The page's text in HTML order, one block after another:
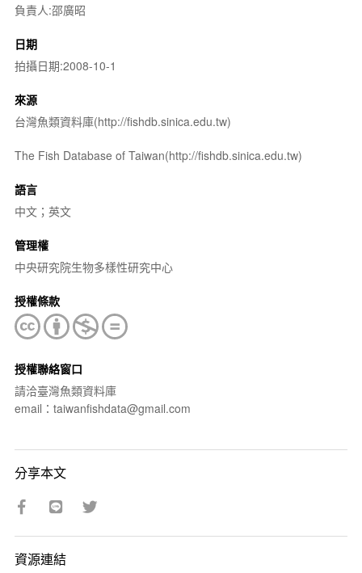
負責人:邵廣昭
日期
拍攝日期:2008-10-1
來源
台灣魚類資料庫(http://fishdb.sinica.edu.tw)
The Fish Database of Taiwan(http://fishdb.sinica.edu.tw)
語言
中文；英文
管理權
中央研究院生物多樣性研究中心
授權條款
授權聯絡窗口
請洽臺灣魚類資料庫
email：taiwanfishdata@gmail.com
分享本文
資源連結